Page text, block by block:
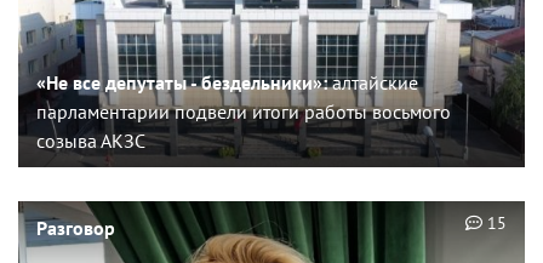
«Не все депутаты - бездельники»:алтайские
парламентарии подвели итоги работы восьмого
созыва АКЗС
Разговор 15